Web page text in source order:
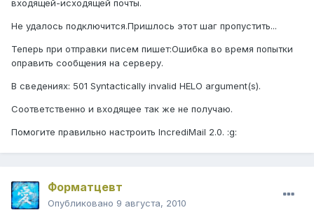
входящей-исходящей почты.
Не удалось подключится.Пришлось этот шаг пропустить...
Теперь при отправки писем пишет:Ошибка во время попытки
оправить сообщения на серверу.
В сведениях: 501 Syntactically invalid HELO argument(s).
Соответственно и входящее так же не получаю.
Помогите правильно настроить IncrediMail 2.0. :g:
Форматцевт
Опубликовано 9 августа, 2010